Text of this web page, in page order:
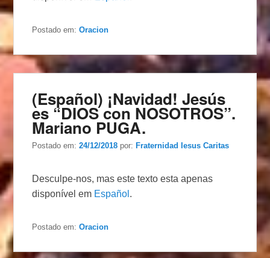
Postado em: Oracion
(Español) ¡Navidad! Jesús
es “DIOS con NOSOTROS”.
Mariano PUGA.
Postado em:24/12/2018 por: Fraternidad Iesus Caritas
Desculpe-nos, mas este texto esta apenas
disponível em Español .
Postado em: Oracion